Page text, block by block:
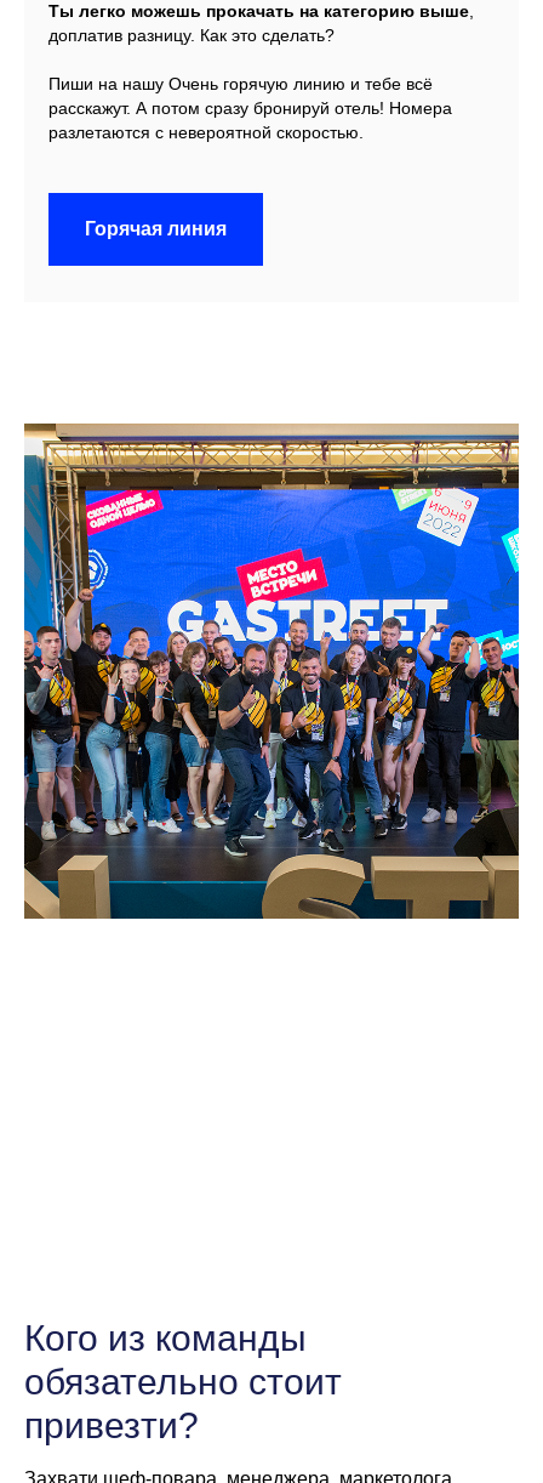
Ты легко можешь прокачать на категорию выше,
доплатив разницу. Как это сделать?
Пиши на нашу Очень горячую линию и тебе всё
расскажут. А потом сразу бронируй отель! Номера
разлетаются с невероятной скоростью.
Горячая линия
Кого из команды
обязательно стоит
привезти?